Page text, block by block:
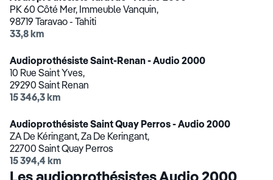
PK 60 Côté Mer, Immeuble Vanquin,
98719 Taravao - Tahiti
33,8 km
Audioprothésiste Saint-Renan - Audio 2000
10 Rue Saint Yves,
29290 Saint Renan
15 346,3 km
Audioprothésiste Saint Quay Perros - Audio 2000
ZA De Kéringant, Za De Keringant,
22700 Saint Quay Perros
15 394,4 km
Les audioprothésistes Audio 2000